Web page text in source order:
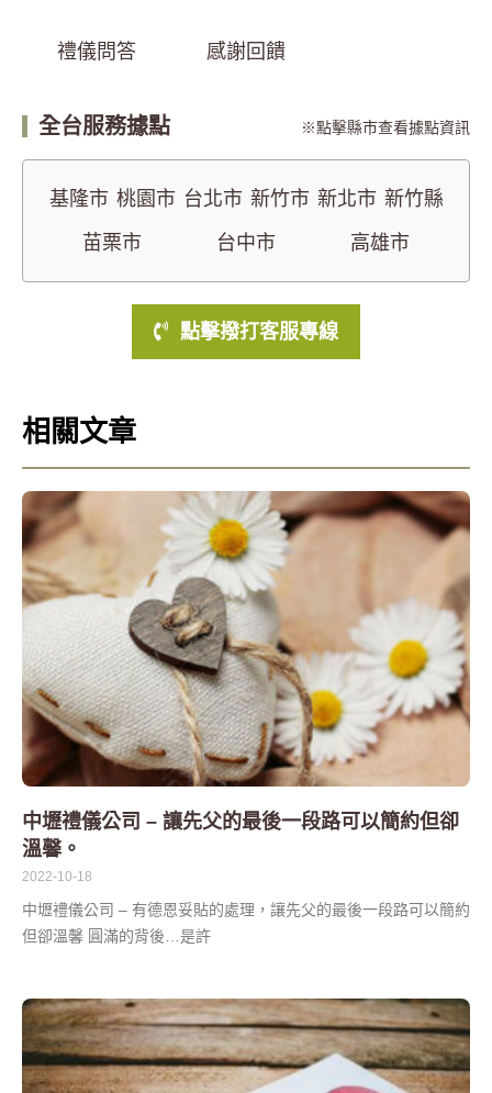
禮儀問答 感謝回饋
全台服務據點 點擊縣市查看據點資訊
基隆市 桃園市
苗栗市
台北市 新竹市
台中市
新北市 新竹縣
高雄市
點擊撥打客服專線
相關文章
中壢禮儀公司 – 讓先父的最後一段路可以簡約但卻
溫馨。
2022-10-18
中壢禮儀公司 – 有德恩妥貼的處理，讓先父的最後一段路可以簡約
但卻溫馨 圓滿的背後…是許